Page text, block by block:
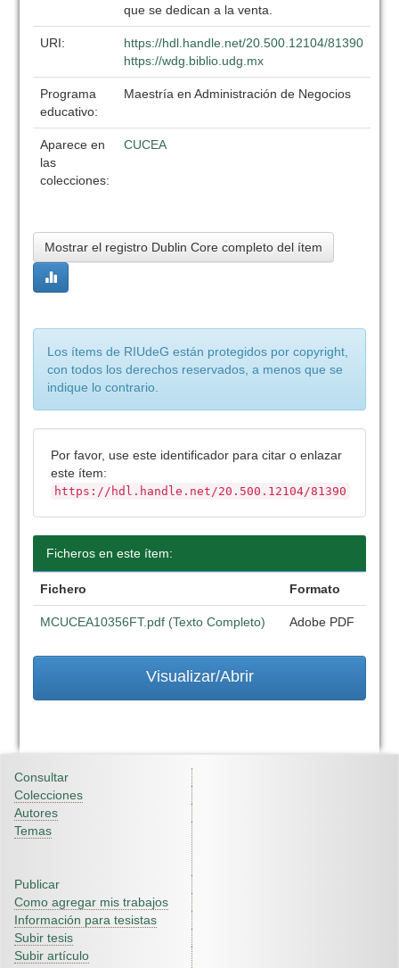
que se dedican a la venta.
URI:
https://hdl.handle.net/20.500.12104/81390
https://wdg.biblio.udg.mx
Programa
educativo:
Maestría en Administración de Negocios
Aparece en
las
colecciones:
CUCEA
Mostrar el registro Dublin Core completo del ítem
Los ítems de RIUdeG están protegidos por copyright,
con todos los derechos reservados, a menos que se
indique lo contrario.
Por favor, use este identificador para citar o enlazar
este ítem:
https://hdl.handle.net/20.500.12104/81390
Ficheros en este ítem:
Fichero Formato
MCUCEA10356FT.pdf (Texto Completo) Adobe PDF
Visualizar/Abrir
Consultar
Colecciones
Autores
Temas
Publicar
Como agregar mis trabajos
Información para tesistas
Subir tesis
Subir artículo